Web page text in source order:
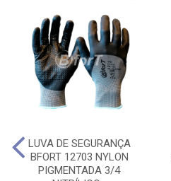
LUVA DE SEGURANÇA
BFORT 12703 NYLON
PIGMENTADA 3/4